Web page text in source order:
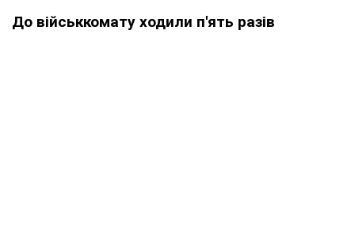
До військкомату ходили п'ять разів